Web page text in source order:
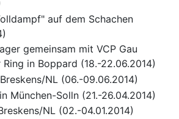
auf dem Schachen
gemeinsam mit VCP Gau
in Boppard (18.-22.06.2014)
NL (06.-09.06.2014)
München-Solln (21.-26.04.2014)
NL (02.-04.01.2014)